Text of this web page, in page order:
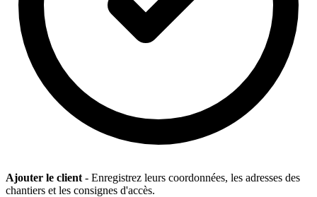
Ajouter le client - Enregistrez leurs coordonnées, les adresses des
chantiers et les consignes d'accès.